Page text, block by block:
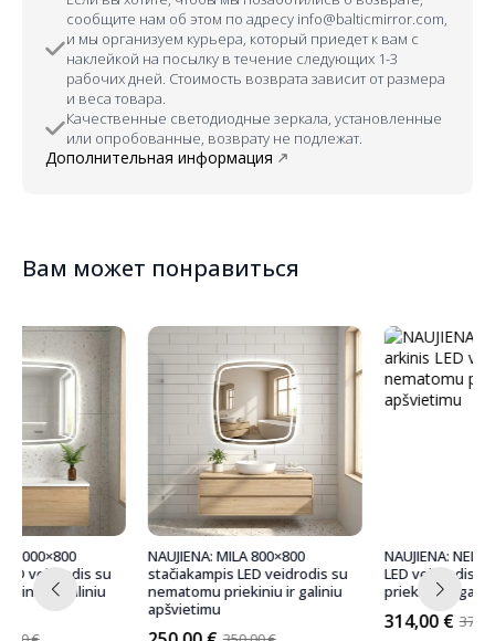
сообщите нам об этом по адресу info@balticmirror.com,
и мы организуем курьера, который приедет к вам с
наклейкой на посылку в течение следующих 1-3
рабочих дней. Стоимость возврата зависит от размера
и веса товара.
Качественные светодиодные зеркала, установленные
или опробованные, возврату не подлежат.
Дополнительная информация
Вам может понравиться
NAUJIENA: MILA 800×800
stačiakampis LED veidrodis su
nematomu priekiniu ir galiniu
NAUJIENA: NELA 600×1000 arkinis
LED veidrodis su nematomu
priekiniu ir galiniu apšvietimu
€
Первоначальная
Текущая